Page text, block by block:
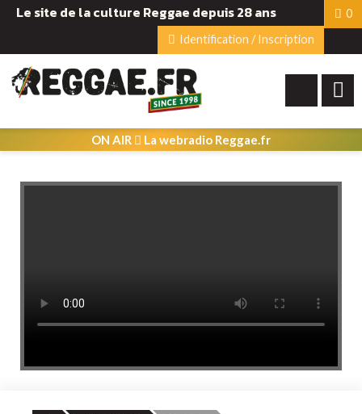
Le site de la culture Reggae depuis 28 ans
0
Identification / Inscription
ON AIR La webradio Reggae.fr